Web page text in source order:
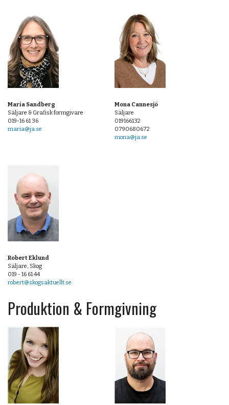
Maria Sandberg
Säljare & Grafisk formgivare
019-16 61 36
maria@ja.se
Mona Cannesjö
Säljare
019166132
0790680672
mona@ja.se
Robert Eklund
Säljare, Skog
019 - 16 61 44
robert@skogsaktuellt.se
Produktion & Formgivning